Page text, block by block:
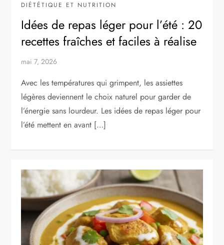
DIÉTÉTIQUE ET NUTRITION
Idées de repas léger pour l’été : 20
recettes fraîches et faciles à réalise
mai 7, 2026
Avec les températures qui grimpent, les assiettes
légères deviennent le choix naturel pour garder de
l’énergie sans lourdeur. Les idées de repas léger pour
l’été mettent en avant […]